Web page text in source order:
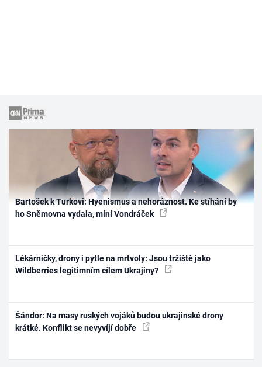
Bartošek k Turkovi: Hyenismus a nehoráznost. Ke stíhání by
ho Sněmovna vydala, míní Vondráček
Lékárničky, drony i pytle na mrtvoly: Jsou tržiště jako
Wildberries legitimním cílem Ukrajiny?
Šándor: Na masy ruských vojáků budou ukrajinské drony
krátké. Konflikt se nevyvíjí dobře